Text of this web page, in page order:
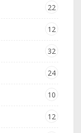
22
12
32
24
10
12